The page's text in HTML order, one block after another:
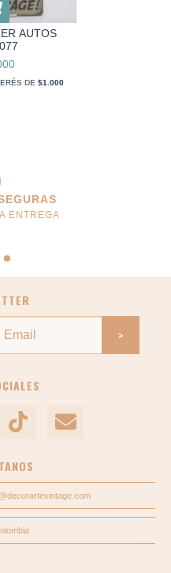
AUTOS
DE $1.000
ENTREGA